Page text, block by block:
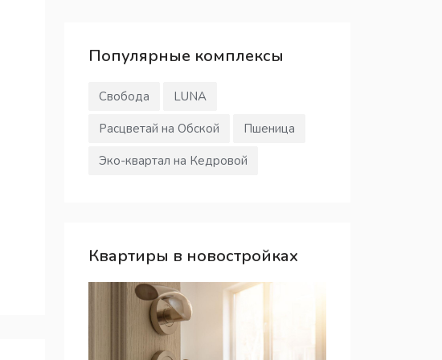
Популярные комплексы
Свобода
LUNA
Расцветай на Обской
Пшеница
Эко-квартал на Кедровой
Квартиры в новостройках